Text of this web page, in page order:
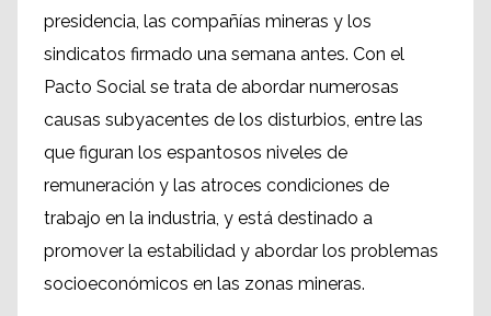
presidencia, las compañías mineras y los
sindicatos firmado una semana antes. Con el
Pacto Social se trata de abordar numerosas
causas subyacentes de los disturbios, entre las
que figuran los espantosos niveles de
remuneración y las atroces condiciones de
trabajo en la industria, y está destinado a
promover la estabilidad y abordar los problemas
socioeconómicos en las zonas mineras.